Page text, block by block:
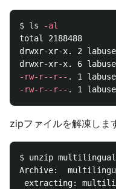
$ ls
-al
total 2188488
drwxr-xr-x. 2
-rw-r--r-- .
-rw-r--r-- .
zipファイルを解凍しま
$ unzip
Archive:
extracting: